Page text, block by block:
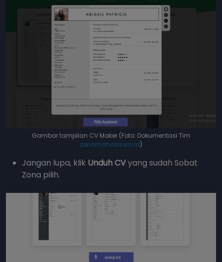
Gambar tampilan CV Maker (Foto: Dokumentasi Tim
zonamahasiswa.id)
Jangan lupa, klik Unduh CVyang sudah Sobat
Zona pilih.